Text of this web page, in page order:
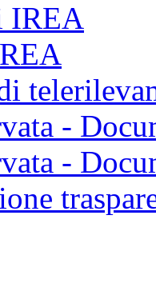
IREA
-
-